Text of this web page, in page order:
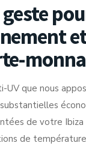
UV que nous
de votre Ibiza
de